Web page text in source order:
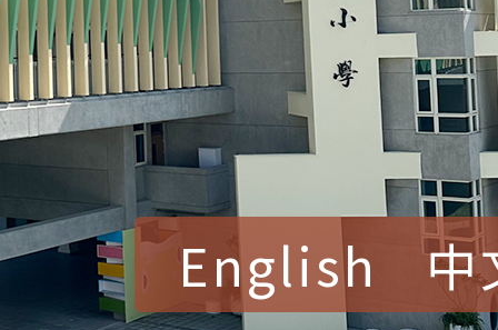
English 中
賀！本校參加桃園市中